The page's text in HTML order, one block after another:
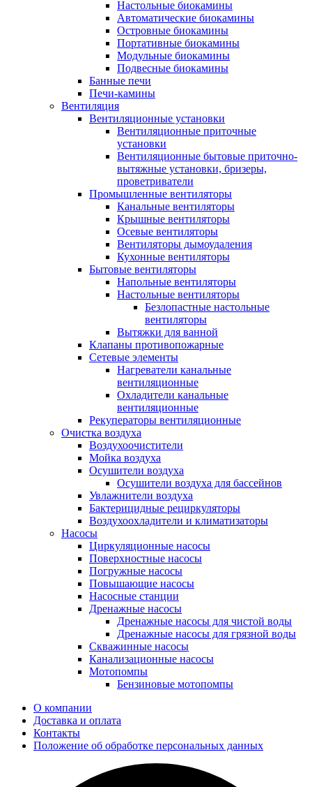
Настольные биокамины
Автоматические биокамины
Островные биокамины
Портативные биокамины
Модульные биокамины
Подвесные биокамины
Банные печи
Печи-камины
Вентиляция
Вентиляционные установки
Вентиляционные приточные
установки
Вентиляционные бытовые приточно-
вытяжные установки, бризеры,
проветриватели
Промышленные вентиляторы
Канальные вентиляторы
Крышные вентиляторы
Осевые вентиляторы
Вентиляторы дымоудаления
Кухонные вентиляторы
Бытовые вентиляторы
Напольные вентиляторы
Настольные вентиляторы
Безлопастные настольные
вентиляторы
Вытяжки для ванной
Клапаны противопожарные
Сетевые элементы
Нагреватели канальные
вентиляционные
Охладители канальные
вентиляционные
Рекуператоры вентиляционные
Очистка воздуха
Воздухоочистители
Мойка воздуха
Осушители воздуха
Осушители воздуха для бассейнов
Увлажнители воздуха
Бактерицидные рециркуляторы
Воздухоохладители и климатизаторы
Насосы
Циркуляционные насосы
Поверхностные насосы
Погружные насосы
Повышающие насосы
Насосные станции
Дренажные насосы
Дренажные насосы для чистой воды
Дренажные насосы для грязной воды
Скважинные насосы
Канализационные насосы
Мотопомпы
Бензиновые мотопомпы
О компании
Доставка и оплата
Контакты
Положение об обработке персональных данных